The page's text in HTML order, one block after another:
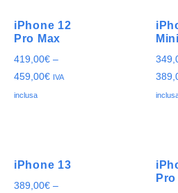
iPhone 12
Pro Max
419,00€ –
459,00€ IVA
inclusa
Mini
iPhone 13
389,00€ –
Pro